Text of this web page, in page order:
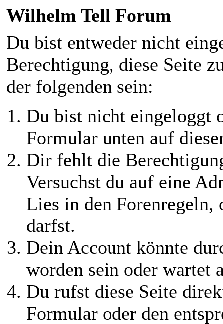
Wilhelm Tell Forum
Du bist entweder nicht
Berechtigung, diese Seite
der folgenden sein:
Du bist nicht eingeloggt
Formular unten auf
Dir fehlt die
Versuchst du auf eine
Lies in den Forenregeln,
darfst.
Dein Account könnte
worden sein oder wartet
Du rufst diese Seite
Formular oder den